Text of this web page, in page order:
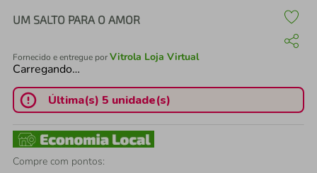
UM SALTO PARA O AMOR
Fornecido e entregue porVitrola Loja Virtual
Carregando…
Última(s) 5 unidade(s)
Compre com pontos: